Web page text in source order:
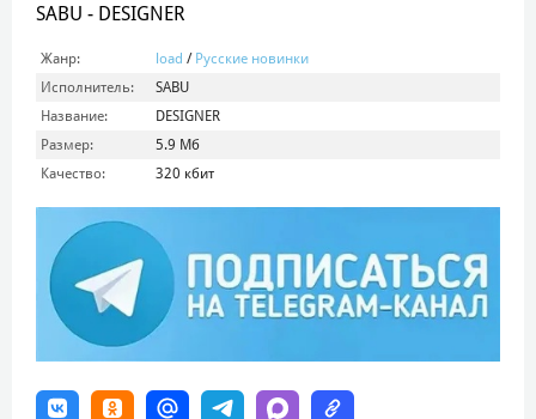
SABU - DESIGNER
Жанр: load / Русские новинки
Исполнитель:
SABU
Название:
DESIGNER
Размер:
5.9 Мб
Качество:
320 кбит